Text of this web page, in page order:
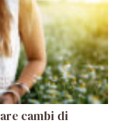
cambi di